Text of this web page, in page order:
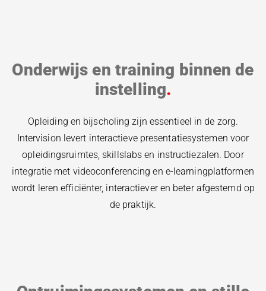
Onderwijs en training binnen de
instelling
Opleiding en bijscholing zijn essentieel in de zorg.
Intervision levert interactieve presentatiesystemen voor
opleidingsruimtes, skillslabs en instructiezalen. Door
integratie met videoconferencing en e-learningplatformen
wordt leren efficiënter, interactiever en beter afgestemd op
de praktijk.